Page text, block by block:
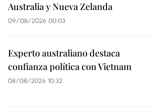
Australia y Nueva Zelanda
09/08/2026 00:03
Experto australiano destaca
confianza política con Vietnam
08/08/2026 10:32